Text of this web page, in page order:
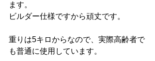
ます。
ビルダー仕様ですから頑丈です。
重りは5キロからなので、実際高齢者で
も普通に使用しています。